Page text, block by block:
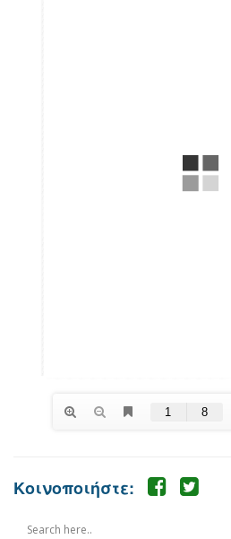
Κοινοποιήστε: